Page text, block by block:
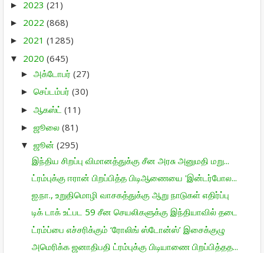
► 2023 (21)
► 2022 (868)
► 2021 (1285)
▼ 2020 (645)
► அக்டோபர் (27)
► செப்டம்பர் (30)
► ஆகஸ்ட் (11)
► ஜூலை (81)
▼ ஜூன் (295)
இந்திய சிறப்பு விமானத்துக்கு சீன அரசு அனுமதி மறு...
ட்ரம்புக்கு ஈரான் பிறப்பித்த பிடிஆணையை 'இன்டர்போல...
ஐ.நா., உறுதிமொழி வாசகத்துக்கு ஆறு நாடுகள் எதிர்ப்பு
டிக் டாக் உட்பட 59 சீன செயலிகளுக்கு இந்தியாவில் தடை
ட்ரம்ப்பை எச்சரிக்கும் ‘ரோலிங் ஸ்டோன்ஸ்’ இசைக்குழு
அமெரிக்க ஜனாதிபதி ட்ரம்புக்கு பிடியாணை பிறப்பித்தத...